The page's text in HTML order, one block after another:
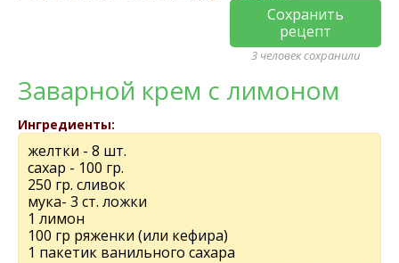
Сохранить
рецепт
3 человек сохранили
Заварной крем с лимоном
Ингредиенты:
желтки - 8 шт.
сахар - 100 гр.
250 гр. сливок
мука- 3 ст. ложки
1 лимон
100 гр ряженки (или кефира)
1 пакетик ванильного сахара